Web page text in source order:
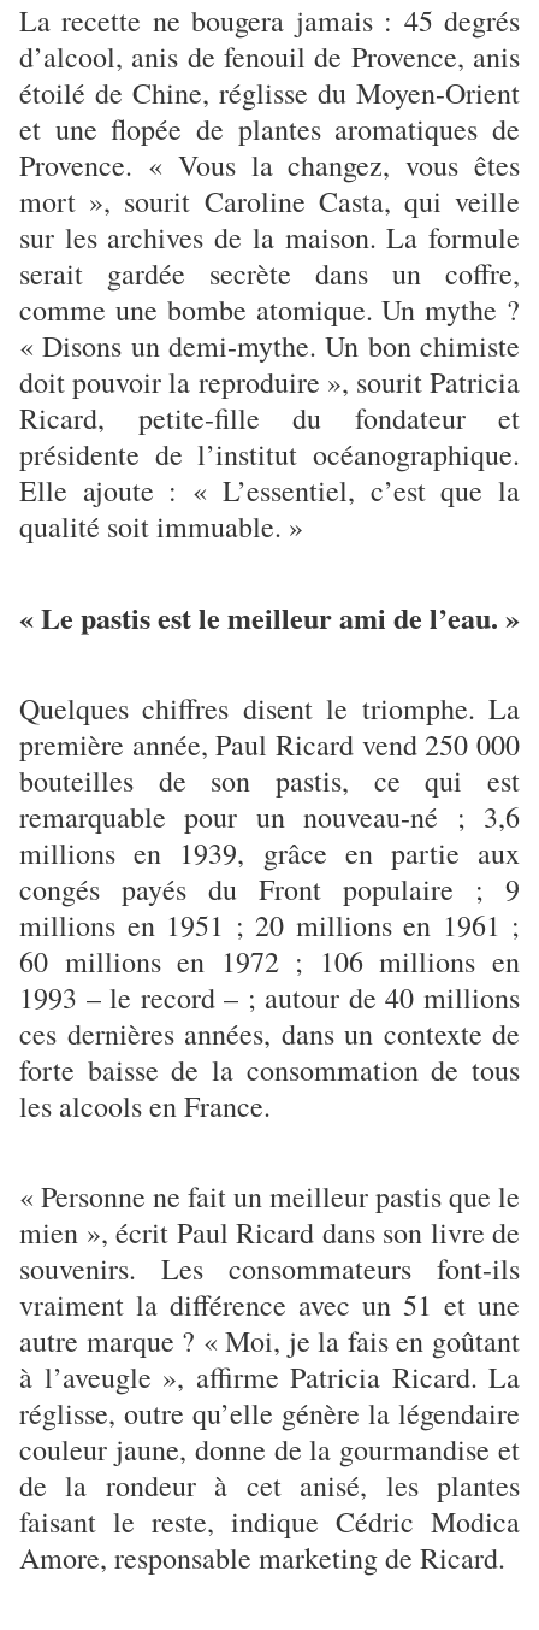
La recette ne bougera jamais : 45 degrés
d’alcool, anis de fenouil de Provence, anis
étoilé de Chine, réglisse du Moyen-Orient
et une flopée de plantes aromatiques de
Provence. « Vous la changez, vous êtes
mort », sourit Caroline Casta, qui veille
sur les archives de la maison. La formule
serait gardée secrète dans un coffre,
comme une bombe atomique. Un mythe ?
« Disons un demi-mythe. Un bon chimiste
doit pouvoir la reproduire », sourit Patricia
Ricard, petite-fille du fondateur et
présidente de l’institut océanographique.
Elle ajoute : « L’essentiel, c’est que la
qualité soit immuable. »
« Le pastis est le meilleur ami de l’eau. »
Quelques chiffres disent le triomphe. La
première année, Paul Ricard vend 250 000
bouteilles de son pastis, ce qui est
remarquable pour un nouveau-né ; 3,6
millions en 1939, grâce en partie aux
congés payés du Front populaire ; 9
millions en 1951 ; 20 millions en 1961 ;
60 millions en 1972 ; 106 millions en
1993 – le record – ; autour de 40 millions
ces dernières années, dans un contexte de
forte baisse de la consommation de tous
les alcools en France.
« Personne ne fait un meilleur pastis que le
mien », écrit Paul Ricard dans son livre de
souvenirs. Les consommateurs font-ils
vraiment la différence avec un 51 et une
autre marque ? « Moi, je la fais en goûtant
à l’aveugle », affirme Patricia Ricard. La
réglisse, outre qu’elle génère la légendaire
couleur jaune, donne de la gourmandise et
de la rondeur à cet anisé, les plantes
faisant le reste, indique Cédric Modica
Amore, ­responsable marketing de Ricard.